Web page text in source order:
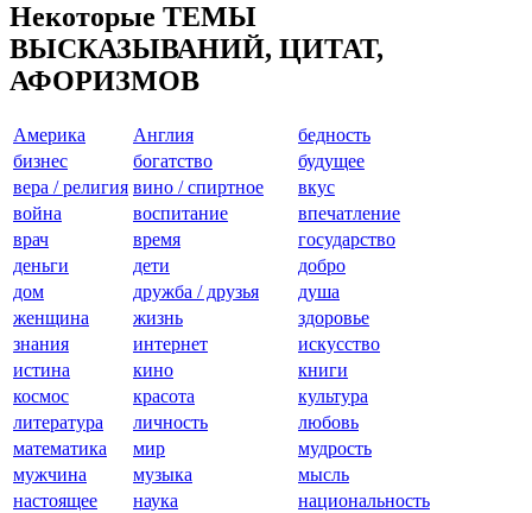
Некоторые ТЕМЫ
ВЫСКАЗЫВАНИЙ, ЦИТАТ,
АФОРИЗМОВ
Америкa Англия
бедность
бизнес
богатство
будущее
вера / религия вино / спиртное
вкус
война
воспитание
впечатление
врач
время
государство
деньги
дети
добро
дом
дружба / друзья
душа
женщина
жизнь
здоровье
знания
интернет
искусство
истина
кино
книги
космос
красота
культура
литература
личность
любовь
математика
мир
мудрость
мужчина
музыка
мысль
настоящее
наука
национальность